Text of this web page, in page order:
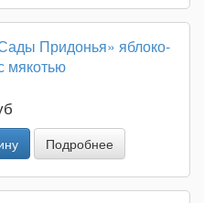
Придонья» яблоко-
мякотью
Подробнее